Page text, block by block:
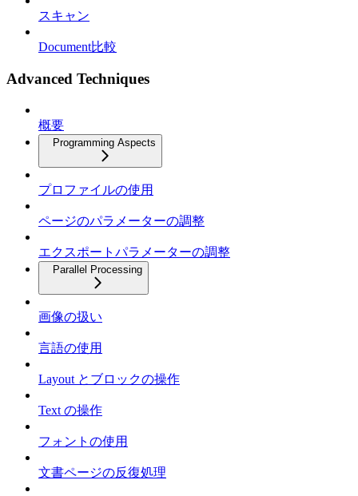
スキャン
Document比較
Advanced Techniques
概要
Programming Aspects
プロファイルの使用
ページのパラメーターの調整
エクスポートパラメーターの調整
Parallel Processing
画像の扱い
言語の使用
Layout とブロックの操作
Text の操作
フォントの使用
文書ページの反復処理